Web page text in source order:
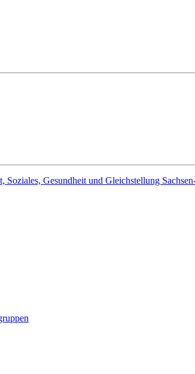
Soziales, Gesundheit und Gleichstellung